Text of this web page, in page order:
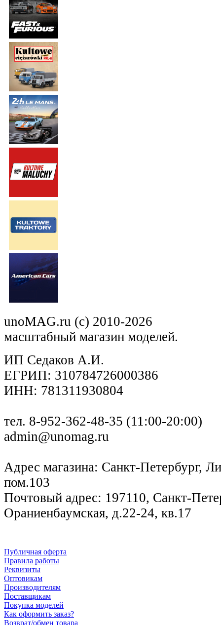
unoMAG.ru (c) 2010-2026
масштабный магазин моделей.
ИП Седаков А.И.
ЕГРИП: 310784726000386
ИНН: 781311930804
тел. 8-952-362-48-35 (11:00-20:00)
admin@unomag.ru
Адрес магазина: Санкт-Петербург,
пом.103
Почтовый адрес: 197110, Санкт-
Ораниенбаумская, д.22-24, кв.17
Публичная оферта
Правила работы
Реквизиты
Оптовикам
Производителям
Поставщикам
Покупка моделей
Как оформить заказ?
Возврат/обмен товара